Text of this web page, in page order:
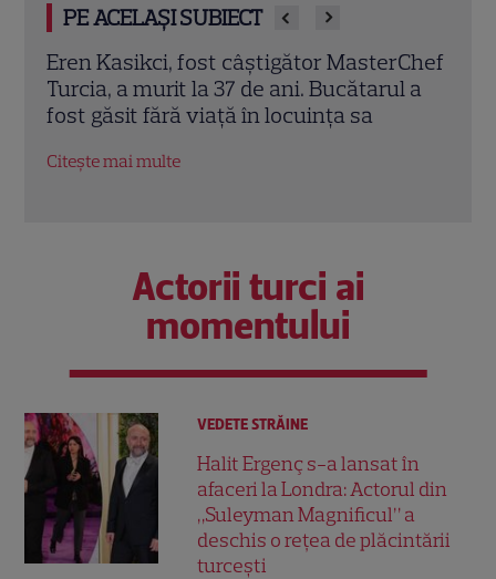
PE ACELAȘI SUBIECT
Trei cupluri revin la „Insula Iubirii –
Reuniuni”. Ce se întâmplă când se
întâlnesc din nou cu Radu Vâlcan
Citește mai multe
Actorii turci ai
momentului
VEDETE STRĂINE
Halit Ergenç s-a lansat în
afaceri la Londra: Actorul din
„Suleyman Magnificul” a
deschis o rețea de plăcintării
turcești